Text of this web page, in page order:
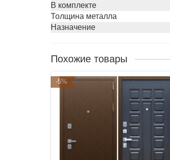
В комплекте
Толщина металла
Назначение
Похожие товары
-5%